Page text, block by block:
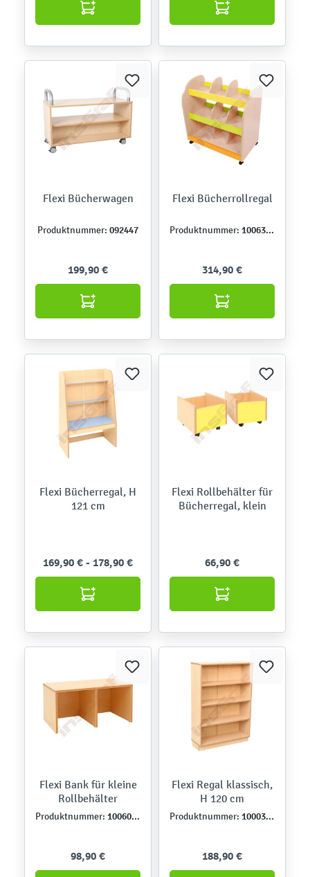
Flexi Bücherwagen
Produktnummer: 092447
199,90 €
Flexi Bücherrollregal
Produktnummer: 100636B
314,90 €
Flexi Bücherregal, H
121 cm
169,90 € - 178,90 €
Flexi Rollbehälter für
Bücherregal, klein
66,90 €
Flexi Bank für kleine
Rollbehälter
Produktnummer: 100601B
98,90 €
Flexi Regal klassisch,
H 120 cm
Produktnummer: 100032B
188,90 €